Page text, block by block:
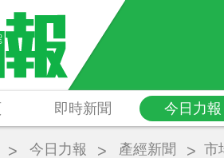
即時新聞 今日力報
今日力報 產經新聞 市